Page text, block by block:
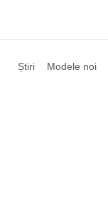
Știri Modele noi